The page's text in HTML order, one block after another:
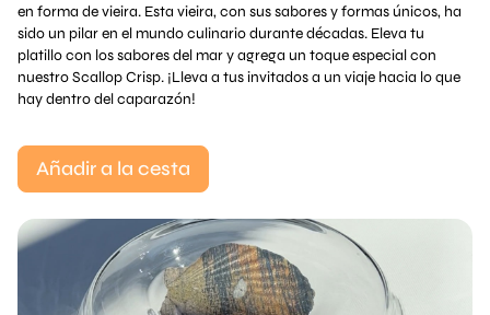
en forma de vieira. Esta vieira, con sus sabores y formas únicos, ha
sido un pilar en el mundo culinario durante décadas. Eleva tu
platillo con los sabores del mar y agrega un toque especial con
nuestro Scallop Crisp. ¡Lleva a tus invitados a un viaje hacia lo que
hay dentro del caparazón!
Añadir a la cesta